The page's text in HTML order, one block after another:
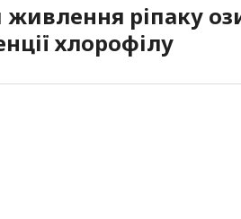
живлення ріпаку
хлорофілу